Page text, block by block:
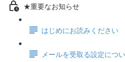
★重要なお知らせ
はじめにお読みください
メールを受取る設定につ